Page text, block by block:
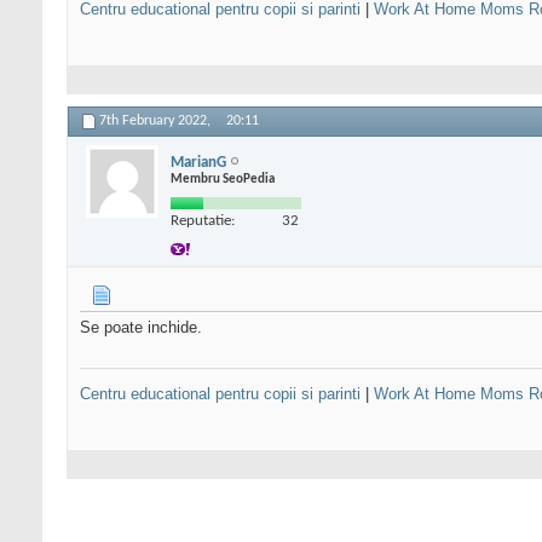
Centru educational pentru copii si parinti Work At Home Moms
7th February 2022, 20:11
MarianG
Membru SeoPedia
Reputatie: 32
Se poate inchide.
Centru educational pentru copii si parinti Work At Home Moms